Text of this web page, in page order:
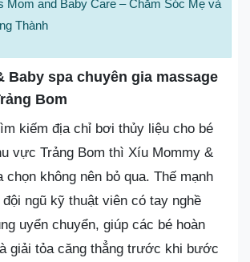
Mom and Baby Care – Chăm Sóc Mẹ và
Thành
Baby spa chuyên gia massage
Bom
kiếm địa chỉ bơi thủy liệu cho bé
vực Trảng Bom thì Xíu Mommy &
chọn không nên bỏ qua. Thế mạnh
ngũ kỹ thuật viên có tay nghề
uyển chuyển, giúp các bé hoàn
giải tỏa căng thẳng trước khi bước